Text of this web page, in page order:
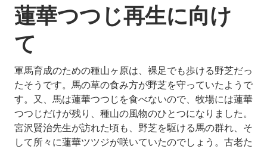
蓮華つつじ再生に向け
て
軍馬育成のための種山ヶ原は、裸足でも歩ける野芝だっ
たそうです。馬の草の食み方が野芝を守っていたようで
す。又、馬は蓮華つつじを食べないので、牧場には蓮華
つつじだけが残り、種山の風物のひとつになりました。
宮沢賢治先生が訪れた頃も、野芝を駆ける馬の群れ、そ
して所々に蓮華ツツジが咲いていたのでしょう。古老た